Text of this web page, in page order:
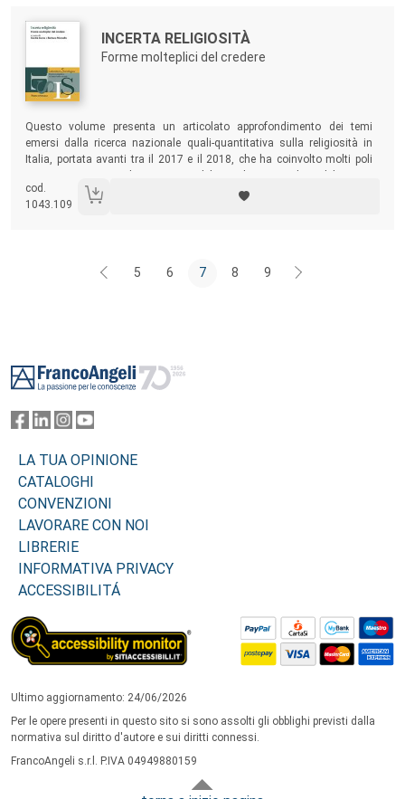
Autori:
Titolo:
INCERTA RELIGIOSITÀ
Forme molteplici del credere
Questo volume presenta un articolato approfondimento dei temi
emersi dalla ricerca nazionale quali-quantitativa sulla religiosità in
Italia, portata avanti tra il 2017 e il 2018, che ha coinvolto molti poli
Paese. Attraverso il percorso proposto, il testo vuole valorizzare la
pluralità: diversi approcci, plurimi attori e molteplici forme del credere.
cod.
1043.109
5 6 7 8 9
LA TUA OPINIONE
CATALOGHI
CONVENZIONI
LAVORARE CON NOI
LIBRERIE
INFORMATIVA PRIVACY
ACCESSIBILITÁ
Ultimo aggiornamento: 24/06/2026
Per le opere presenti in questo sito si sono assolti gli obblighi previsti dalla
normativa sul diritto d'autore e sui diritti connessi.
FrancoAngeli s.r.l. P.IVA 04949880159